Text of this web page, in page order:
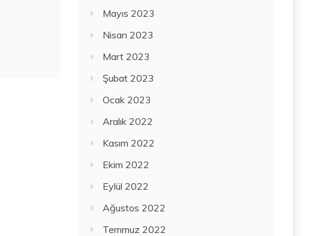
Mayıs 2023
Nisan 2023
Mart 2023
Şubat 2023
Ocak 2023
Aralık 2022
Kasım 2022
Ekim 2022
Eylül 2022
Ağustos 2022
Temmuz 2022